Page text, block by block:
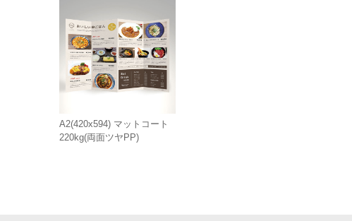
A2(420x594) マットコート
220kg(両面ツヤPP)